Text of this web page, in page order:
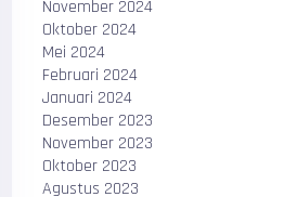
November 2024
Oktober 2024
Mei 2024
Februari 2024
Januari 2024
Desember 2023
November 2023
Oktober 2023
Agustus 2023